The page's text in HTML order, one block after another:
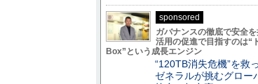
sponsored
ガバナンスの徹底で安全を
活用の促進で目指すのは“
Box”という成長エンジン
“120TB消失危機”を救
ゼネラルが挑むグロー